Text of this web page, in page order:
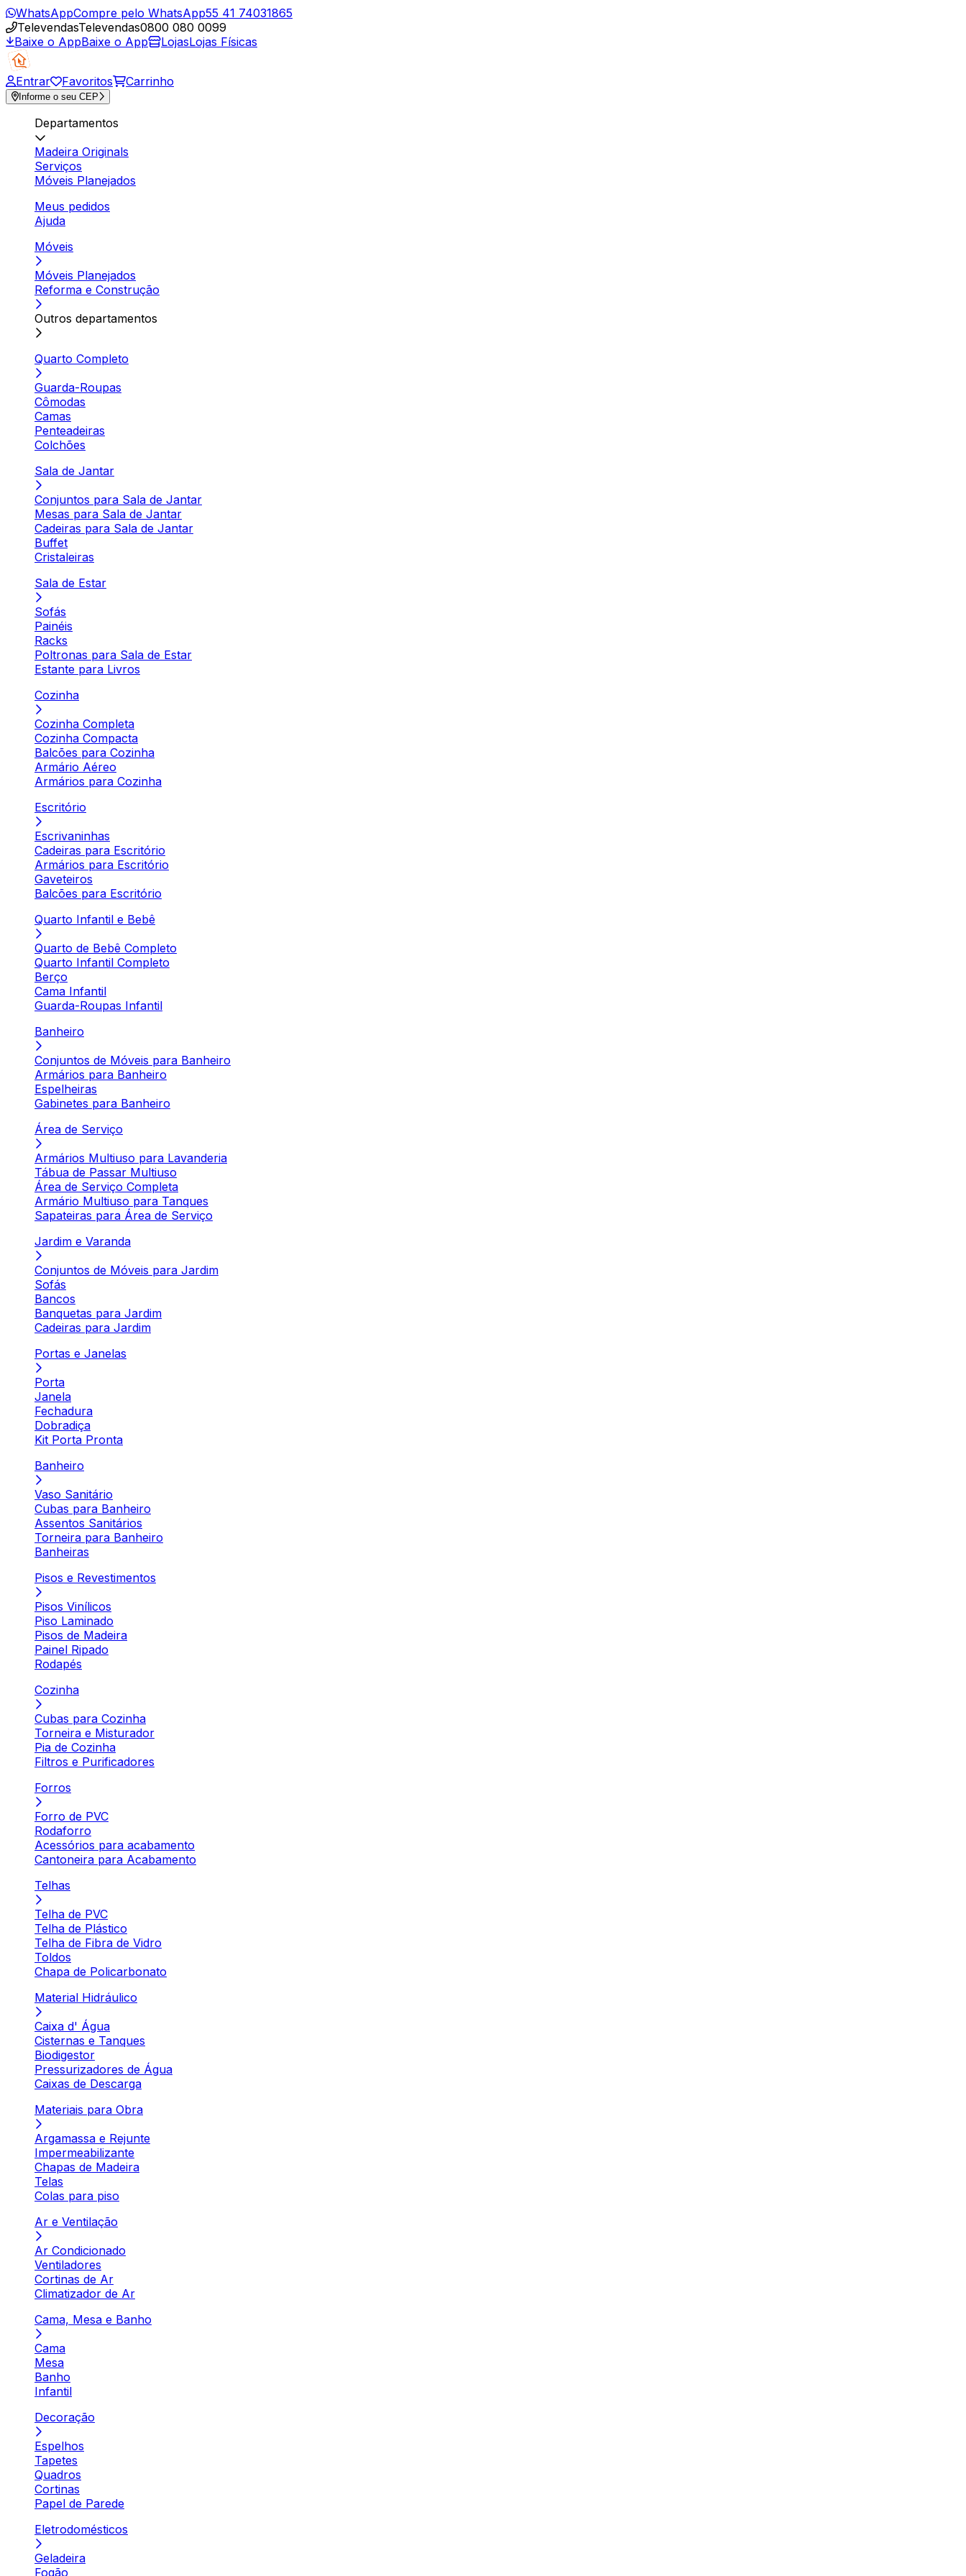
WhatsAppCompre pelo WhatsApp55 41 74031865
TelevendasTelevendas0800 080 0099
Baixe o AppBaixe o App LojasLojas Físicas
Entrar Favoritos Carrinho
Informe o seu CEP
Departamentos
Madeira Originals
Serviços
Móveis Planejados
Meus pedidos
Ajuda
Móveis
Móveis Planejados
Reforma e Construção
Outros departamentos
Quarto Completo
Guarda-Roupas
Cômodas
Camas
Penteadeiras
Colchões
Sala de Jantar
Conjuntos para Sala de Jantar
Mesas para Sala de Jantar
Cadeiras para Sala de Jantar
Buffet
Cristaleiras
Sala de Estar
Sofás
Painéis
Racks
Poltronas para Sala de Estar
Estante para Livros
Cozinha
Cozinha Completa
Cozinha Compacta
Balcões para Cozinha
Armário Aéreo
Armários para Cozinha
Escritório
Escrivaninhas
Cadeiras para Escritório
Armários para Escritório
Gaveteiros
Balcões para Escritório
Quarto Infantil e Bebê
Quarto de Bebê Completo
Quarto Infantil Completo
Berço
Cama Infantil
Guarda-Roupas Infantil
Banheiro
Conjuntos de Móveis para Banheiro
Armários para Banheiro
Espelheiras
Gabinetes para Banheiro
Área de Serviço
Armários Multiuso para Lavanderia
Tábua de Passar Multiuso
Área de Serviço Completa
Armário Multiuso para Tanques
Sapateiras para Área de Serviço
Jardim e Varanda
Conjuntos de Móveis para Jardim
Sofás
Bancos
Banquetas para Jardim
Cadeiras para Jardim
Portas e Janelas
Porta
Janela
Fechadura
Dobradiça
Kit Porta Pronta
Banheiro
Vaso Sanitário
Cubas para Banheiro
Assentos Sanitários
Torneira para Banheiro
Banheiras
Pisos e Revestimentos
Pisos Vinílicos
Piso Laminado
Pisos de Madeira
Painel Ripado
Rodapés
Cozinha
Cubas para Cozinha
Torneira e Misturador
Pia de Cozinha
Filtros e Purificadores
Forros
Forro de PVC
Rodaforro
Acessórios para acabamento
Cantoneira para Acabamento
Telhas
Telha de PVC
Telha de Plástico
Telha de Fibra de Vidro
Toldos
Chapa de Policarbonato
Material Hidráulico
Caixa d' Água
Cisternas e Tanques
Biodigestor
Pressurizadores de Água
Caixas de Descarga
Materiais para Obra
Argamassa e Rejunte
Impermeabilizante
Chapas de Madeira
Telas
Colas para piso
Ar e Ventilação
Ar Condicionado
Ventiladores
Cortinas de Ar
Climatizador de Ar
Cama, Mesa e Banho
Cama
Mesa
Banho
Infantil
Decoração
Espelhos
Tapetes
Quadros
Cortinas
Papel de Parede
Eletrodomésticos
Geladeira
Fogão